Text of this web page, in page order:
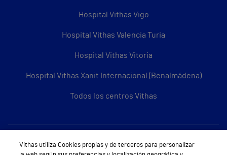
Hospital Vithas Vigo
Hospital Vithas Valencia Turia
Hospital Vithas Vitoria
Hospital Vithas Xanit Internacional (Benalmádena)
Todos los centros Vithas
Sobre Vithas
Vithas utiliza Cookies propias y de terceros para personalizar